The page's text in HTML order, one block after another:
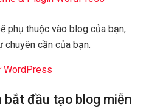
phụ thuộc vào blog của bạn,
chuyên cần của bạn.
WordPress
bắt đầu tạo blog miễn